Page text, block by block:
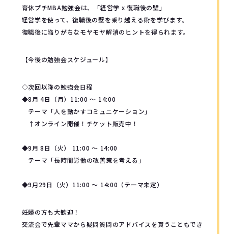
育休プチMBA勉強会は、「経営学 x 復職後の壁」
経営学を使って、復職後の壁を乗り越える術を学びます。
復職後に陥りがちなモヤモヤ解消のヒントを得られます。
【今後の勉強会スケジュール】
◇次回以降の勉強会日程
◆8月 4日（月）11:00 ～ 14:00
テーマ「人を動かすコミュニケーション」
↑オンライン開催！チケット販売中！
◆9月 8日（火） 11:00 ～ 14:00
テーマ「長時間労働の改善策を考える」
◆9月29日（火）11:00 ～ 14:00（テーマ未定）
妊婦の方も大歓迎！
交流会で先輩ママから疑問質問のアドバイスを貰うこともでき